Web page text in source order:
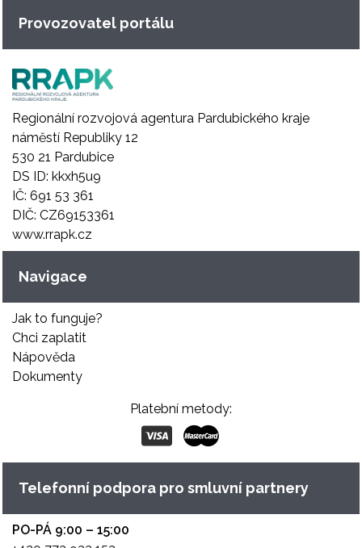
Provozovatel portálu
Regionální rozvojová agentura Pardubického kraje
náměstí Republiky 12
530 21 Pardubice
DS ID: kkxh5u9
IČ: 691 53 361
DIČ: CZ69153361
www.rrapk.cz
Navigace
Jak to funguje?
Chci zaplatit
Nápověda
Dokumenty
Platební metody:
Telefonní podpora pro smluvní partnery
PO-PÁ 9:00 – 15:00